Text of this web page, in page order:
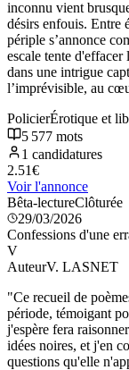
inconnu vient
désirs enfouis. Entre
périple s’annonce
escale tente
dans une intrigue
l’imprévisible, au
PolicierÉrotique et
5 577 mots
1 candidatures
2.51€
Voir l'annonce
Bêta-lectureClôturée
29/03/2026
Confessions d'une
V
AuteurV. LASNET
"Ce recueil de
période, témoigant
j'espère fera
idées noires, et j'en
questions qu'elle